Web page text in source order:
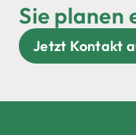
Sie planen
Jetzt Kontakt